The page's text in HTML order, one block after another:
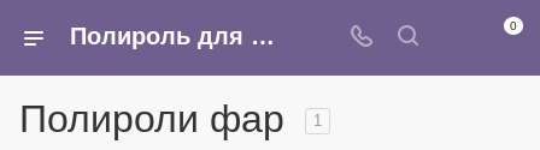
Полироль для фар, купить полироль для салона, пластика, кузова автомобиля в интернет-магазине Армина 0
Полироли фар 1